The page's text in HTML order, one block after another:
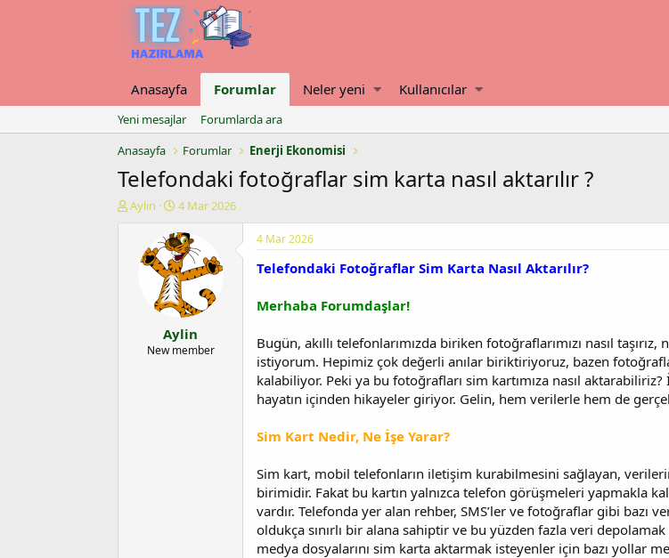
Anasayfa Forumlar Neler yeni Kullanıcılar
Yeni mesajlar
Forumlarda ara
Anasayfa
Forumlar Enerji Ekonomisi
Telefondaki fotoğraflar sim karta nasıl aktarılır ?
K
Aylin
B
ş
l
a
n
g
ı
ç
t
4 Mar 2026
Aylin
New member
4 Mar 2026
Telefondaki Fotoğraflar Sim Karta Nasıl Aktarılır?
Merhaba Forumdaşlar!
Bugün, akıllı telefonlarımızda biriken fotoğraflarımızı nasıl
istiyorum. Hepimiz çok değerli anılar biriktiriyoruz, bazen
kalabiliyor. Peki ya bu fotoğrafları sim kartımıza nasıl
hayatın içinden hikayeler giriyor. Gelin, hem verilerle hem de
Sim Kart Nedir, Ne İşe Yarar?
Sim kart, mobil telefonların iletişim kurabilmesini sağlayan,
birimidir. Fakat bu kartın yalnızca telefon görüşmeleri yapmakla
vardır. Telefonda yer alan rehber, SMS’ler ve fotoğraflar gibi bazı
oldukça sınırlı bir alana sahiptir ve bu yüzden fazla veri
medya dosyalarını sim karta aktarmak isteyenler için bazı yollar